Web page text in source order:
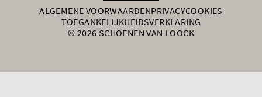
ALGEMENE VOORWAARDENPRIVACYCOOKIES
TOEGANKELIJKHEIDSVERKLARING
© 2026 SCHOENEN VAN LOOCK